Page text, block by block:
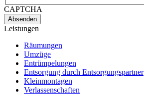
CAPTCHA
Leistungen
Räumungen
Umzüge
Entrümpelungen
Entsorgung durch Entsorgungspartner
Kleinmontagen
Verlassenschaften